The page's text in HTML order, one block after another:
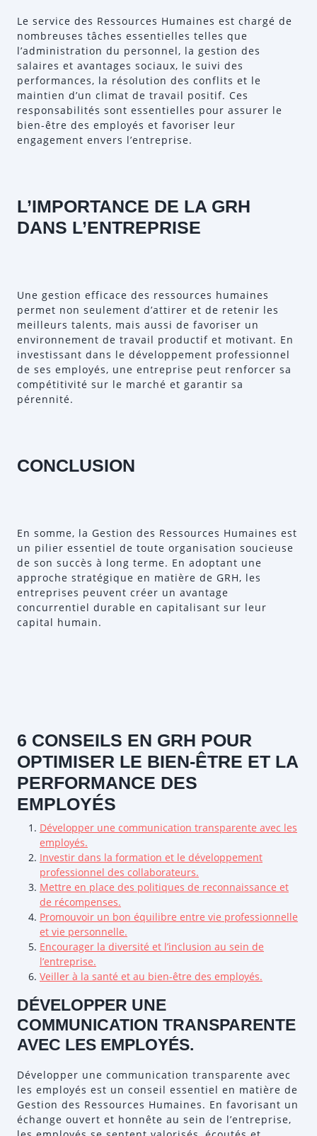
Le service des Ressources Humaines est chargé de
nombreuses tâches essentielles telles que
l’administration du personnel, la gestion des
salaires et avantages sociaux, le suivi des
performances, la résolution des conflits et le
maintien d’un climat de travail positif. Ces
responsabilités sont essentielles pour assurer le
bien-être des employés et favoriser leur
engagement envers l’entreprise.
L’IMPORTANCE DE LA GRH
DANS L’ENTREPRISE
Une gestion efficace des ressources humaines
permet non seulement d’attirer et de retenir les
meilleurs talents, mais aussi de favoriser un
environnement de travail productif et motivant. En
investissant dans le développement professionnel
de ses employés, une entreprise peut renforcer sa
compétitivité sur le marché et garantir sa
pérennité.
CONCLUSION
En somme, la Gestion des Ressources Humaines est
un pilier essentiel de toute organisation soucieuse
de son succès à long terme. En adoptant une
approche stratégique en matière de GRH, les
entreprises peuvent créer un avantage
concurrentiel durable en capitalisant sur leur
capital humain.
6 CONSEILS EN GRH POUR
OPTIMISER LE BIEN-ÊTRE ET LA
PERFORMANCE DES
EMPLOYÉS
Développer une communication transparente avec les
employés.
Investir dans la formation et le développement
professionnel des collaborateurs.
Mettre en place des politiques de reconnaissance et
de récompenses.
Promouvoir un bon équilibre entre vie professionnelle
et vie personnelle.
Encourager la diversité et l’inclusion au sein de
l’entreprise.
Veiller à la santé et au bien-être des employés.
DÉVELOPPER UNE
COMMUNICATION TRANSPARENTE
AVEC LES EMPLOYÉS.
Développer une communication transparente avec
les employés est un conseil essentiel en matière de
Gestion des Ressources Humaines. En favorisant un
échange ouvert et honnête au sein de l’entreprise,